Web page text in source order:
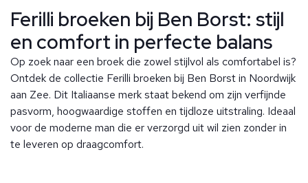
Ferilli broeken bij Ben Borst: stijl
en comfort in perfecte balans
Op zoek naar een broek die zowel stijlvol als comfortabel is?
Ontdek de collectie Ferilli broeken bij Ben Borst in Noordwijk
aan Zee. Dit Italiaanse merk staat bekend om zijn verfijnde
pasvorm, hoogwaardige stoffen en tijdloze uitstraling. Ideaal
voor de moderne man die er verzorgd uit wil zien zonder in
te leveren op draagcomfort.